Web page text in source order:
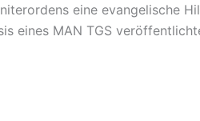
eine evangelische
eines MAN TGS